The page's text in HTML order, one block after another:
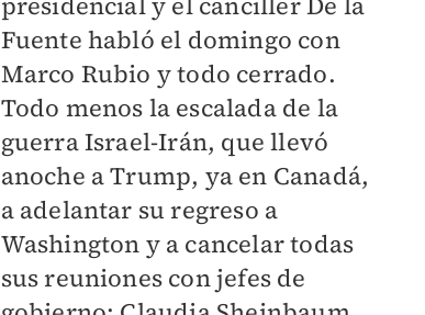
Fuente habló el domingo con
Marco Rubio y todo cerrado.
Todo menos la escalada de la
guerra Israel-Irán, que llevó
anoche a Trump, ya en Canadá,
a adelantar su regreso a
Washington y a cancelar todas
sus reuniones con jefes de